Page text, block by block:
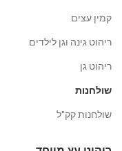
קמין עצים
ריהוט גינה וגן לילדים
ריהוט גן
שולחנות
שולחנות קק"ל